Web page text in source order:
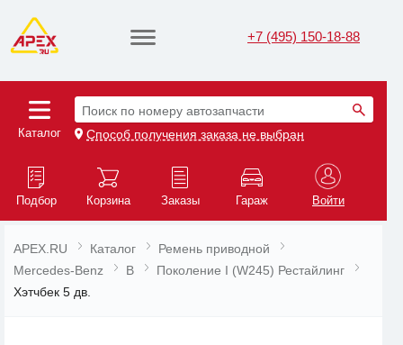
+7 (495) 150-18-88
Каталог
Поиск по номеру автозапчасти
Способ получения заказа не выбран
Подбор Корзина Заказы Гараж Войти
APEX.RU Каталог
Ремень приводной
Mercedes-Benz
B
Поколение I (W245) Рестайлинг
Хэтчбек 5 дв.